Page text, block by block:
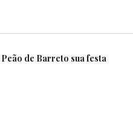
de Barreto sua festa